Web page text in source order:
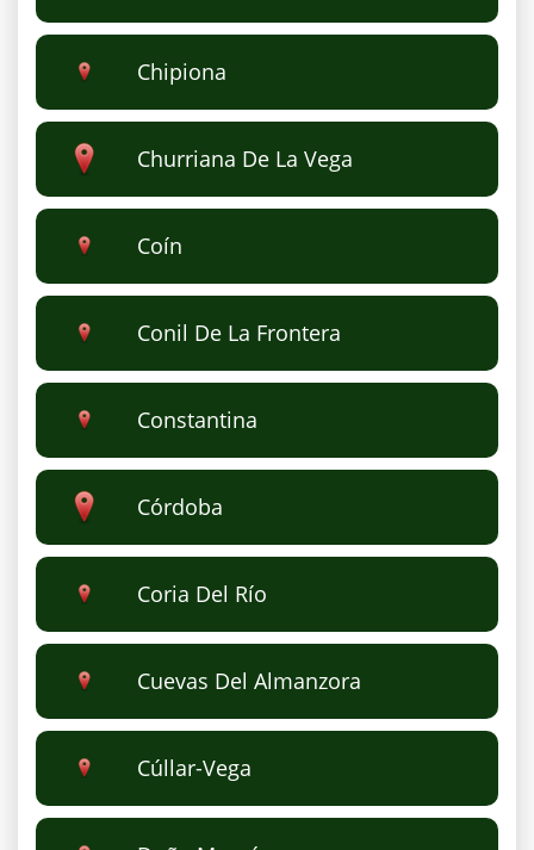
Chipiona
Churriana De La Vega
Coín
Conil De La Frontera
Constantina
Córdoba
Coria Del Río
Cuevas Del Almanzora
Cúllar-Vega